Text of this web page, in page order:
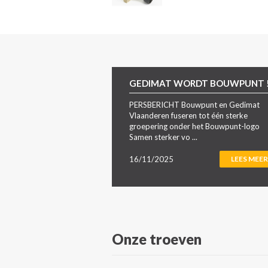
GEDIMAT WORDT BOUWPUNT
PERSBERICHT Bouwpunt en Gedimat
Vlaanderen fuseren tot één sterke
groepering onder het Bouwpunt-logo
Samen sterker vo ...
16/11/2025 LEES MEER
Onze troeven